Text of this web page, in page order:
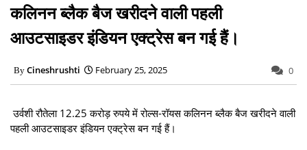
कलिनन ब्लैक बैज खरीदने वाली पहली
आउटसाइडर इंडियन एक्ट्रेस बन गई हैं।
Cineshrushti February 25, 2025 0
उर्वशी रौतेला 12.25 करोड़ रुपये में रोल्स-रॉयस कलिनन ब्लैक बैज खरीदने वाली
पहली आउटसाइडर इंडियन एक्ट्रेस बन गई हैं।